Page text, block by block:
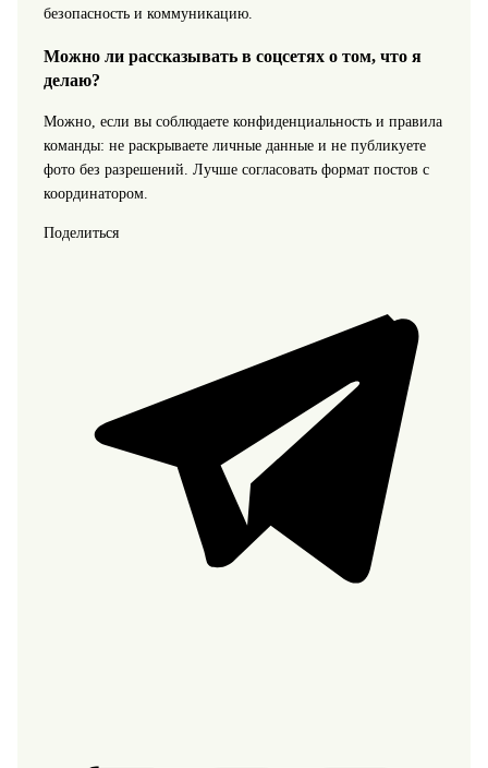
безопасность и коммуникацию.
Можно ли рассказывать в соцсетях о том, что я
делаю?
Можно, если вы соблюдаете конфиденциальность и правила
команды: не раскрываете личные данные и не публикуете
фото без разрешений. Лучше согласовать формат постов с
координатором.
Поделиться